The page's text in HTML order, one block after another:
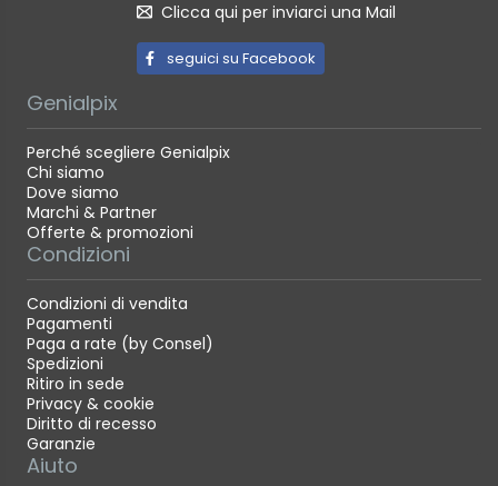
Clicca qui per inviarci una Mail
seguici su Facebook
Genialpix
Perché scegliere Genialpix
Chi siamo
Dove siamo
Marchi & Partner
Offerte & promozioni
Condizioni
Condizioni di vendita
Pagamenti
Paga a rate (by Consel)
Spedizioni
Ritiro in sede
Privacy & cookie
Diritto di recesso
Garanzie
Aiuto